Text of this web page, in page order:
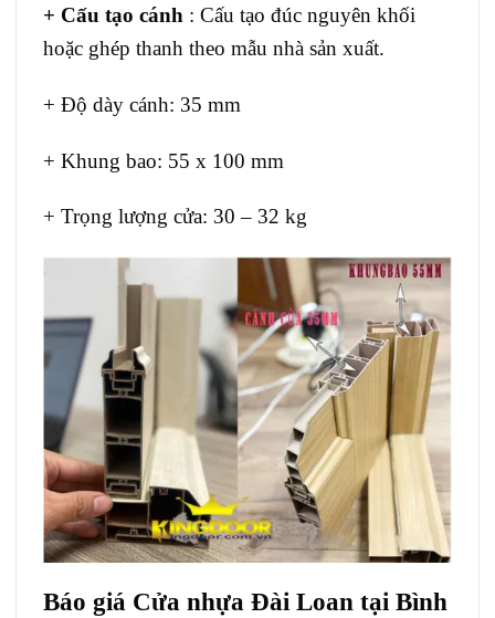
+ Cấu tạo cánh : Cấu tạo đúc nguyên khối
hoặc ghép thanh theo mẫu nhà sản xuất.
+ Độ dày cánh: 35 mm
+ Khung bao: 55 x 100 mm
+ Trọng lượng cửa: 30 – 32 kg
Báo giá Cửa nhựa Đài Loan tại Bình